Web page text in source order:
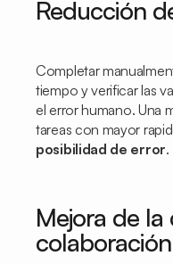
Reducción
Completar
tiempo y verificar las
el error humano. Una
tareas con mayor
posibilidad de error.
Mejora de
colaboración